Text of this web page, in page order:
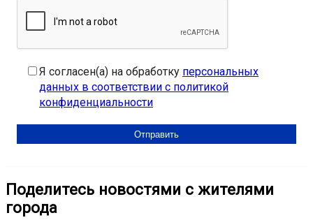
Я согласен(а) на обработку персональных
данных в соответствии с политикой
конфиденциальности
Поделитесь новостями с жителями
города